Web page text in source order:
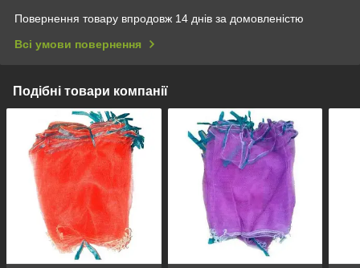
Повернення товару впродовж 14 днів за домовленістю
Всі умови повернення
Подібні товари компанії